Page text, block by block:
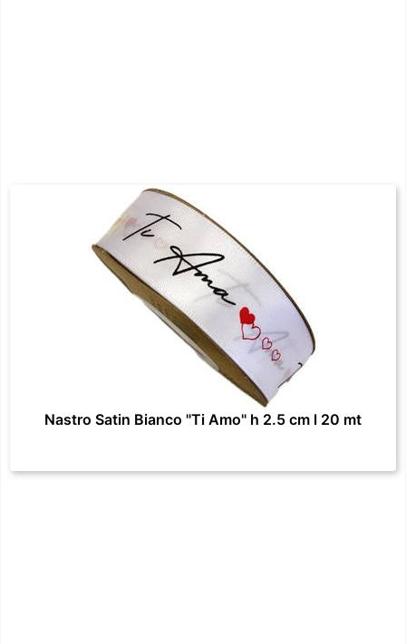
Nastro Satin Bianco "Ti Amo" h 2.5 cm l 20 mt